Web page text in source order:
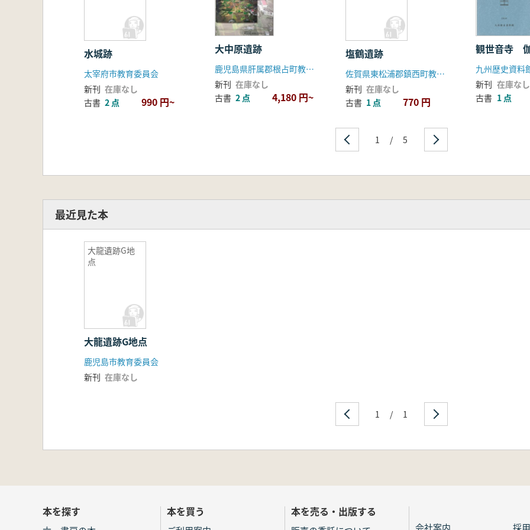
水城跡
太宰府市教育委員会
新刊 在庫なし
古書 2 点 990 円~
大中原遺跡
鹿児島県肝属郡根占町教育委員会
新刊 在庫なし
古書 2 点 4,180 円~
塩鶴遺跡
佐賀県東松浦郡鎮西町教育委員会
新刊 在庫なし
古書 1 点 770 円
観世音寺
九州歴史資料
新刊 在庫なし
古書 1 点
1 / 5
最近見た本
大龍遺跡G地
点
大龍遺跡G地点
鹿児島市教育委員会
新刊 在庫なし
1 / 1
本を探す 本を買う 本を売る・出版する
会社案内 採